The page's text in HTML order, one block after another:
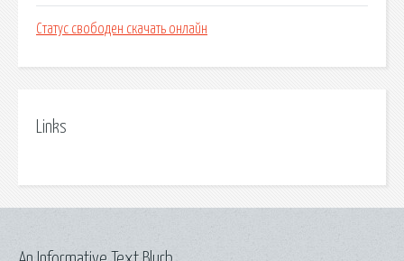
Статус свободен скачать онлайн
Links